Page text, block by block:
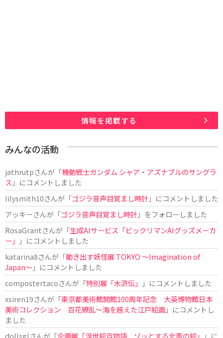
情報を掲載する
みんなの活動
jathrutpさんが「機動戦士ガンダム シャア・アズナブルのサングラ
ス 」にコメントしました
lilysmith10さんが「ゴジラ音声目覚まし時計」にコメントしました
アッキーさんが「ゴジラ音声目覚まし時計」をフォローしました
RosaGrantさんが「生成AIサービス「ビックリマンAIグッズメーカ
ー」
」にコメントしました
katarina8さんが「動き出す妖怪展 TOKYO 〜Imagination of
Japan〜」にコメントしました
compostertacoさんが「特別展「水滸伝」
」にコメントしました
xsiren19さんが「東京都美術館開館100周年記念 大英博物館日本
美術コレクション 百花繚乱～海を越えた江戸絵画」にコメントし
ました
dollsglさんが「企画展「浮世絵百物語 ゾッとする北斎の絵」
」に